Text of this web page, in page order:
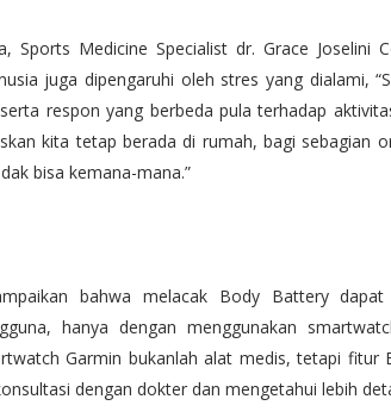
Sports Medicine Specialist dr. Grace Joselini
juga dipengaruhi oleh stres yang dialami,
respon yang berbeda pula terhadap
kita tetap berada di rumah, bagi sebagian
bisa kemana-mana.”
bahwa melacak Body Battery
hanya dengan menggunakan
Garmin bukanlah alat medis, tetapi
dengan dokter dan mengetahui lebih